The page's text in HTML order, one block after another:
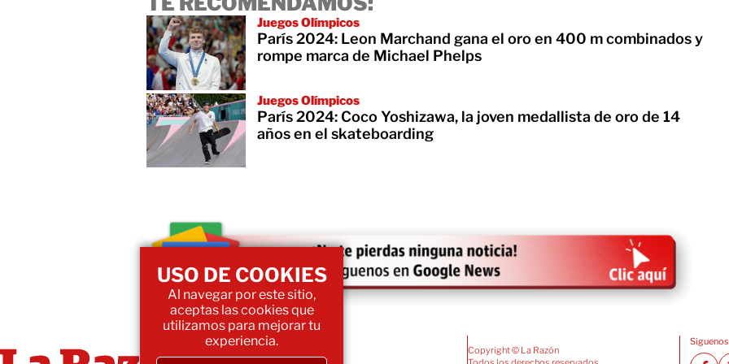
Juegos Olímpicos
París 2024: Leon Marchand gana el oro en 400 m combinados y
rompe marca de Michael Phelps
Juegos Olímpicos
París 2024: Coco Yoshizawa, la joven medallista de oro de 14
años en el skateboarding
Copyright © La Razón
USO DE COOKIES
Al navegar por este sitio,
aceptas las cookies que
utilizamos para mejorar tu
experiencia.